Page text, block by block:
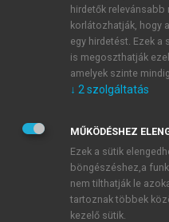
JELSZÓ ÚJRA
Kérek értesítést a
Kérek értesítést az
Adatkezelési
veszem és elfogadom.
Általános vásárlási
mersz.huoldalak
tudomásul veszem és
hirdetők
korlátozhatják, hogy
egy hirdetést. Ezek a
is megoszthatják
amelyek szinte
↓ 2 szolgáltatás
MŰKÖDÉSHEZ
Ezek a sütik
böngészéshez,a
nem tilthatják le
tartoznak többek
kezelő sütik.